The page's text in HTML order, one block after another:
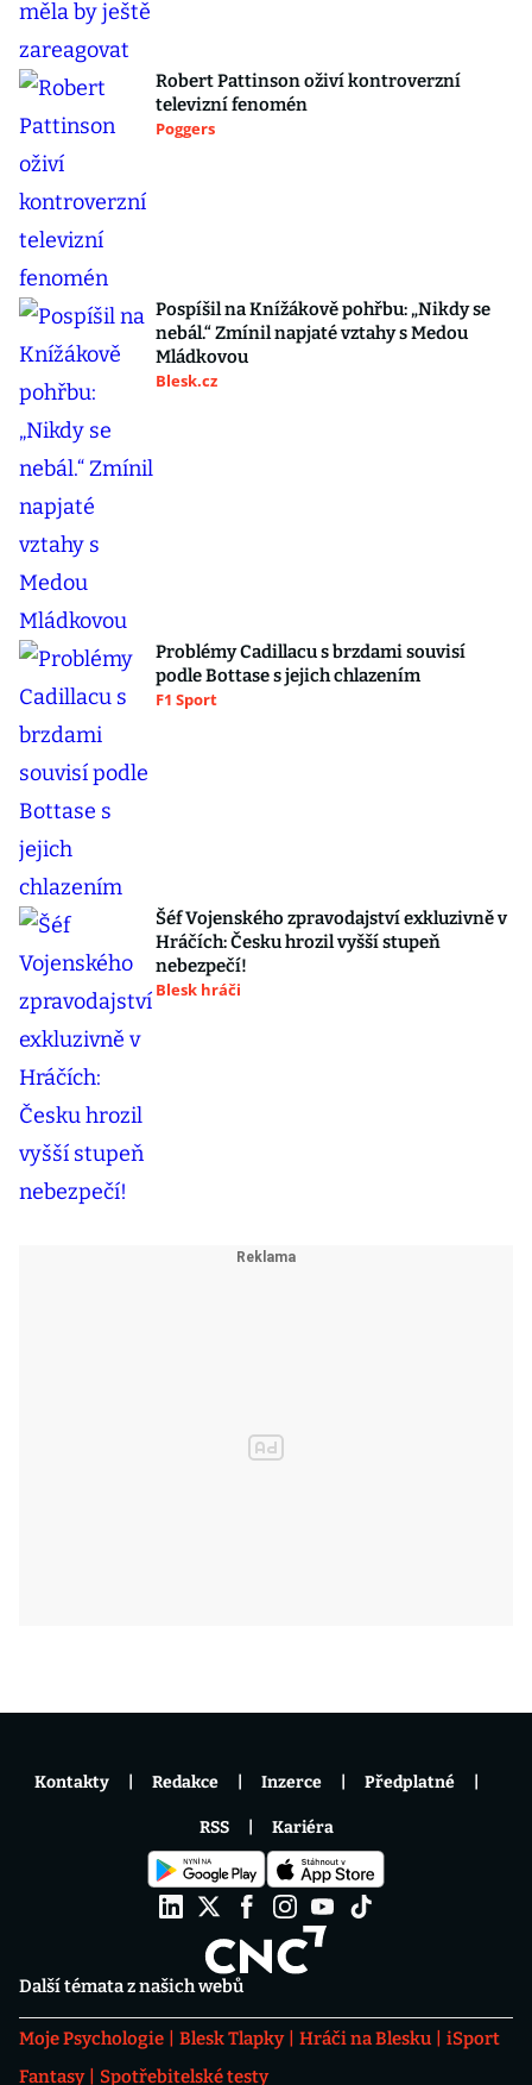
Robert Pattinson oživí kontroverzní
televizní fenomén
Poggers
Pospíšil na Knížákově pohřbu: „Nikdy se
nebál.“ Zmínil napjaté vztahy s Medou
Mládkovou
Blesk.cz
Problémy Cadillacu s brzdami souvisí
podle Bottase s jejich chlazením
F1 Sport
Šéf Vojenského zpravodajství exkluzivně v
Hráčích: Česku hrozil vyšší stupeň
nebezpečí!
Blesk hráči
Další témata z našich webů
Moje Psychologie Blesk Tlapky Hráči na Blesku
iSport
Fantasy
Spotřebitelské testy
Kontakty Redakce Inzerce Předplatné
RSS Kariéra